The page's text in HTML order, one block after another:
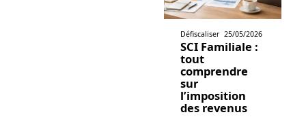
Défiscaliser 25/05/2026
SCI Familiale :
tout
comprendre
sur
l’imposition
des revenus